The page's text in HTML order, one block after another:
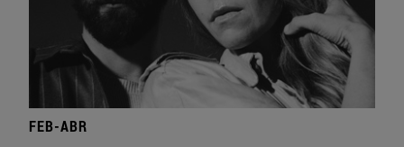
FEB-ABR